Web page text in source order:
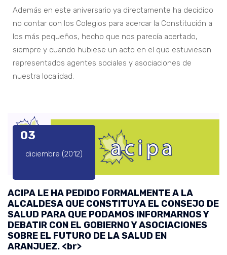
Además en este aniversario ya directamente ha decidido
no contar con los Colegios para acercar la Constitución a
los más pequeños, hecho que nos parecía acertado,
siempre y cuando hubiese un acto en el que estuviesen
representados agentes sociales y asociaciones de
nuestra localidad.
03
diciembre (2012)
ACIPA LE HA PEDIDO FORMALMENTE A LA
ALCALDESA QUE CONSTITUYA EL CONSEJO DE
SALUD PARA QUE PODAMOS INFORMARNOS Y
DEBATIR CON EL GOBIERNO Y ASOCIACIONES
SOBRE EL FUTURO DE LA SALUD EN
ARANJUEZ. <br>